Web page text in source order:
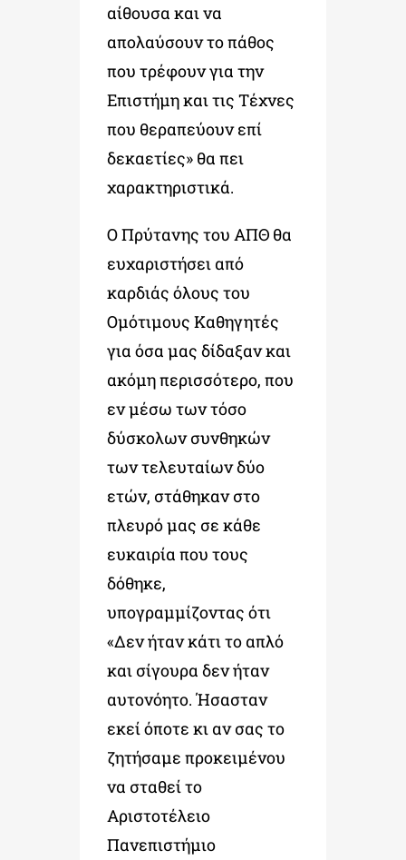
αίθουσα και να
απολαύσουν το πάθος
που τρέφουν για την
Επιστήμη και τις Τέχνες
που θεραπεύουν επί
δεκαετίες» θα πει
χαρακτηριστικά.
Ο Πρύτανης του ΑΠΘ θα
ευχαριστήσει από
καρδιάς όλους του
Ομότιμους Καθηγητές
για όσα μας δίδαξαν και
ακόμη περισσότερο, που
εν μέσω των τόσο
δύσκολων συνθηκών
των τελευταίων δύο
ετών, στάθηκαν στο
πλευρό μας σε κάθε
ευκαιρία που τους
δόθηκε,
υπογραμμίζοντας ότι
«Δεν ήταν κάτι το απλό
και σίγουρα δεν ήταν
αυτονόητο. Ήσασταν
εκεί όποτε κι αν σας το
ζητήσαμε προκειμένου
να σταθεί το
Αριστοτέλειο
Πανεπιστήμιο